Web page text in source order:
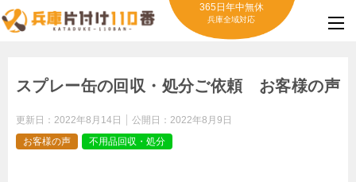
365日年中無休
兵庫全域対応
スプレー缶の回収・処分ご依頼 お客様の声
更新日： 2022年8月14日 公開日： 2022年8月9日
お客様の声
不用品回収・処分